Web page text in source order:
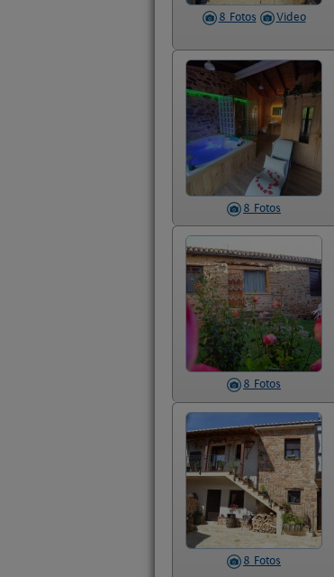
8 Fotos Video
8 Fotos
8 Fotos
8 Fotos